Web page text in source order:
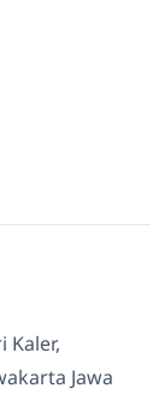
Kaler,
Jawa